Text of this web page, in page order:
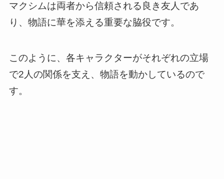
マクシムは両者から信頼される良き友人であ
り、物語に華を添える重要な脇役です。
このように、各キャラクターがそれぞれの立場
で2人の関係を支え、物語を動かしているので
す。